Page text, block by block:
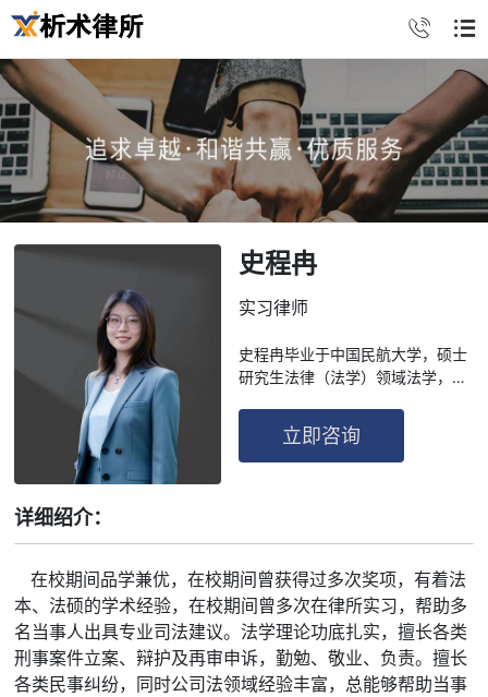
史程冉
实习律师
史程冉毕业于中国民航大学，硕士
研究生法律（法学）领域法学，全
要成员，精通刑法、经济法、诉讼
法等。立即咨询
详细绍介：
在校期间品学兼优，在校期间曾获得过多次奖项，有着法
本、法硕的学术经验，在校期间曾多次在律所实习，帮助多
名当事人出具专业司法建议。法学理论功底扎实，擅长各类
刑事案件立案、辩护及再审申诉，勤勉、敬业、负责。擅长
各类民事纠纷，同时公司法领域经验丰富，总能够帮助当事